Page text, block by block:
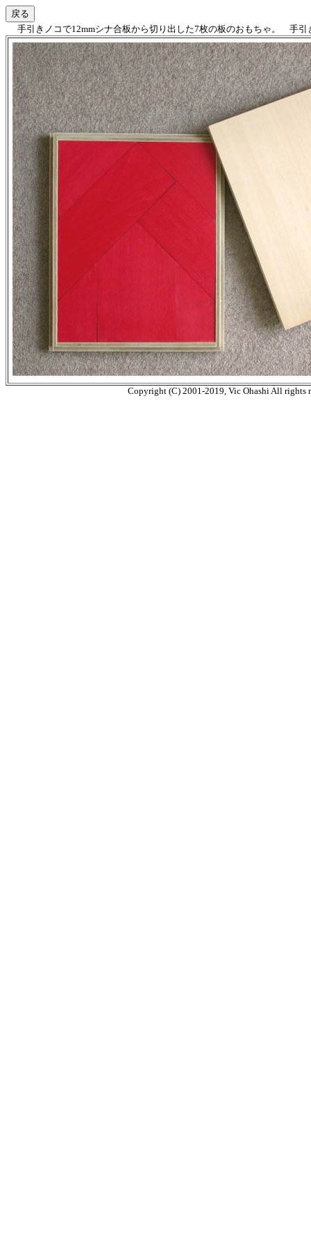
手引きノコで12mmシナ合板から切り出した7枚の板のおもちゃ。 手引
Copyright (C) 2001-2019, Vic Ohashi All rights